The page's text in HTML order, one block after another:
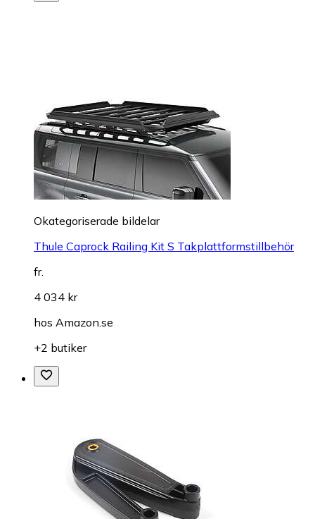
Okategoriserade bildelar
Thule Caprock Railing Kit S Takplattformstillbehör
fr.
4 034 kr
hos Amazon.se
+2 butiker